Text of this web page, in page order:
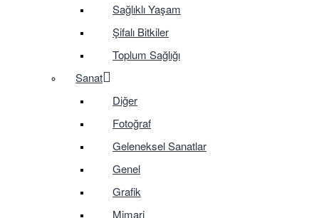
Sağlıklı Yaşam
Şifalı Bitkiler
Toplum Sağlığı
Sanat
Diğer
Fotoğraf
Geleneksel Sanatlar
Genel
Grafik
Mimari